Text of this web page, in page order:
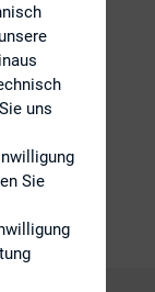
IR-
uns
Sie